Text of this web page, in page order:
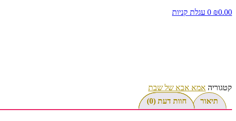
₪0.00
0 עגלת קניות
קטגוריה אמא אבא של שבת
תיאור
חוות דעת (0)